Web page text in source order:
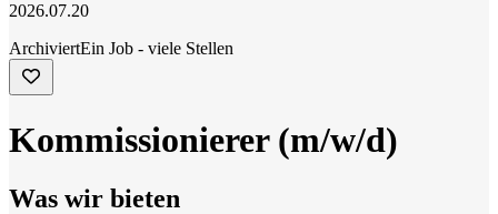
2026.07.20
ArchiviertEin Job - viele Stellen
Kommissionierer (m/w/d)
Was wir bieten